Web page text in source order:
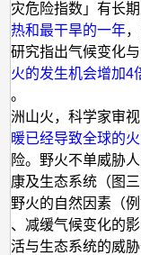
灾危险指数」有长期
热和最干旱的一年
研究指出气候变化
火的发生机会增加4
。
洲山火，科学家审
暖已经导致全球的
险。野火不单威胁
康及生态系统（图
野火的自然因素（
、减缓气候变化的
活与生态系统的威